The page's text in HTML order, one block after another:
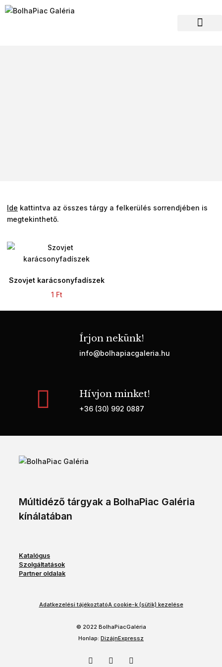
Ide kattintva az összes tárgy a felkerülés sorrendjében is
megtekinthető.
Szovjet karácsonyfadíszek
1 Ft
Írjon nekünk!
info@bolhapiacgaleria.hu
Hívjon minket!
+36 (30) 992 0887
Múltidéző tárgyak a BolhaPiac Galéria
kínálatában
Katalógus
Szolgáltatások
Partner oldalak
Adatkezelési tájékoztatóA cookie-k (sütik) kezelése
© 2022 BolhaPiacGaléria
Honlap: DizájnExpressz